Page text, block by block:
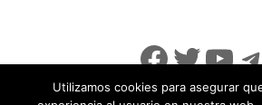
Utilizamos cookies para asegurar